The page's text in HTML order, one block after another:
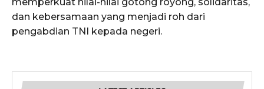
dan kebersamaan yang menjadi roh dari
pengabdian TNI kepada negeri.